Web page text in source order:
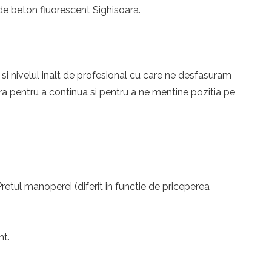
beton fluorescent Sighisoara.
nivelul inalt de profesional cu care ne desfasuram
pentru a continua si pentru a ne mentine pozitia pe
manoperei (diferit in functie de priceperea